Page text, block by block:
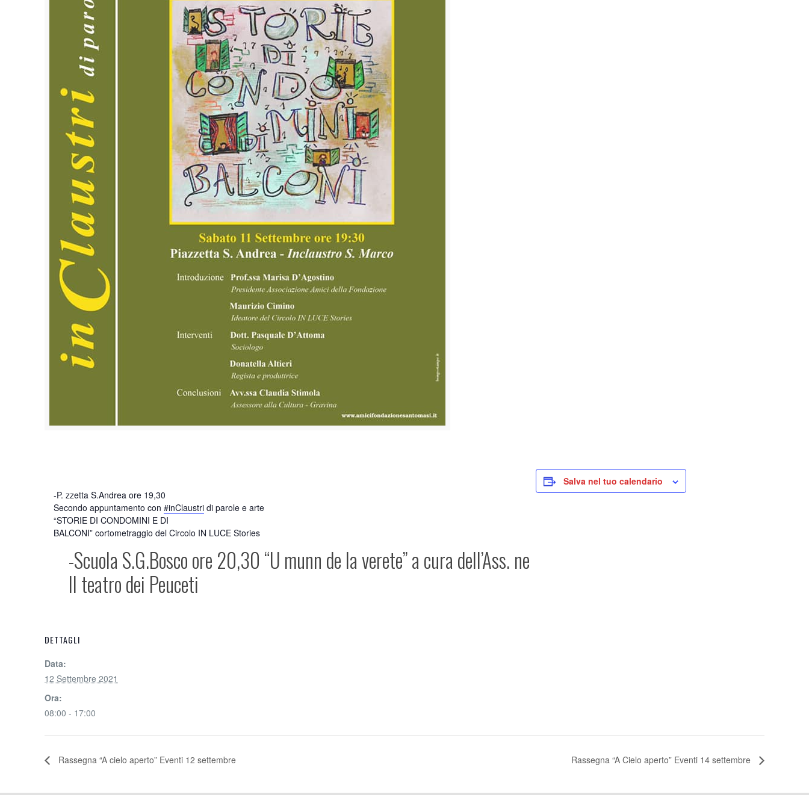
-P. zzetta S.Andrea ore 19,30
Secondo appuntamento con#inClaustri di parole e arte
“STORIE DI CONDOMINI E DI
BALCONI” cortometraggio del Circolo IN LUCE Stories
-Scuola S.G.Bosco ore 20,30 “U munn de la verete” a cura dell’Ass. ne
Il teatro dei Peuceti
Salva nel tuo calendario
DETTAGLI
Data:
12 Settembre 2021
Ora:
08:00 - 17:00
Rassegna “A cielo aperto” Eventi 12 settembre Rassegna “A Cielo aperto” Eventi 14 settembre